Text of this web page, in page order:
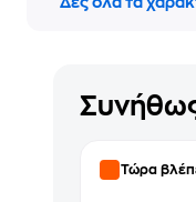
Συνήθως
Τώρα